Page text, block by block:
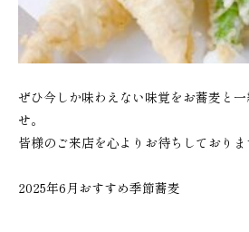
ぜひ今しか味わえない味覚をお蕎麦と
せ。
皆様のご来店を心よりお待ちしておりま
2025年6月おすすめ季節蕎麦